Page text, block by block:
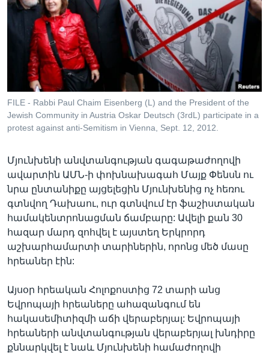
Լեզուներ
FILE - Rabbi Paul Chaim Eisenberg (L) and the President of the
Jewish Community in Austria Oskar Deutsch (3rdL) participate in a
protest against anti-Semitism in Vienna, Sept. 12, 2012.
Մյունխենի անվտանգության գագաթաժողովի
ավարտին ԱՄՆ-ի փոխնախագահ Մայք Փենսն ու
նրա ընտանիքը այցելեցին Մյունխենից ոչ հեռու
գտնվող Դախաու, ուր գտնվում էր ֆաշիստական
համակենտրոնացման ճամբարը: Ավելի քան 30
հազար մարդ զոհվել է այստեղ Երկրորդ
աշխարհամարտի տարիներին, որոնց մեծ մասը
հրեաներ էին:
Այսօր հրեական Հոլոքոստից 72 տարի անց
Եվրոպայի հրեաները ահազանգում են
հակասեմիտիզմի աճի վերաբերյալ: Եվրոպայի
հրեաների անվտանգության վերաբերյալ խնդիրը
քննարկվել է նաև Մյունխենի համաժողովի